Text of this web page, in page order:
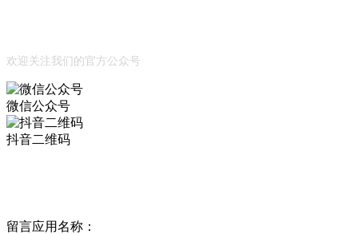
欢迎关注我们的官方公众号
微信公众号
抖音二维码
留言应用名称：